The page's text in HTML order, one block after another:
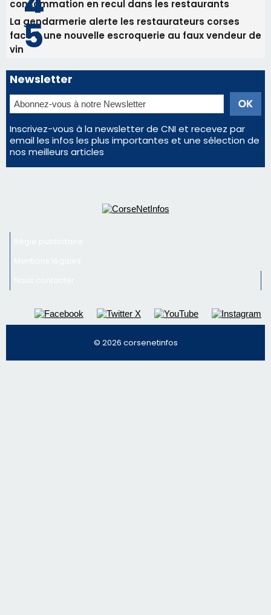
Inscrivez-vous à la newsletter de CNI et recevez par
email les infos les plus importantes et une sélection de
nos meilleurs articles
Régie publicitaire
Mentions légales
Nous contacter